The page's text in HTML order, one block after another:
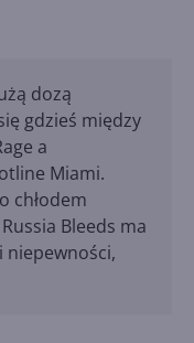
dozą
gdzieś między
a
Miami.
chłodem
Bleeds ma
niepewności,